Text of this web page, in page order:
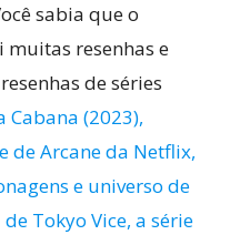
sabia que o
muitas resenhas e
de séries
Cabana (2023),
de Arcane da Netflix,
e universo de
de Tokyo Vice, a série